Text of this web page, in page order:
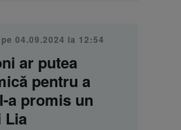
pe 04.09.2024 la 12:54
ar putea
pentru a
a promis un
Lia